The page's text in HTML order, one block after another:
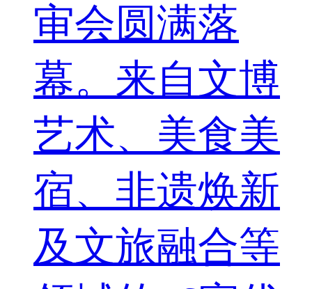
审会圆满落
幕。来自文博
艺术、美食美
宿、非遗焕新
及文旅融合等